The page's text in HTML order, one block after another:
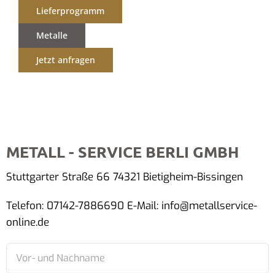
Lieferprogramm
Metalle
Jetzt anfragen
METALL - SERVICE BERLI GMBH
Stuttgarter Straße 66 74321 Bietigheim-Bissingen
Telefon: 07142-7886690 E-Mail: info@metallservice-
online.de